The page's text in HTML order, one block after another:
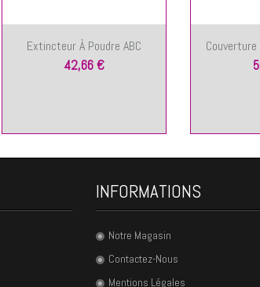
Extincteur À Poudre ABC
42,66 €
INFORMATIONS
Notre Magasin
Contactez-Nous
Mentions Légales